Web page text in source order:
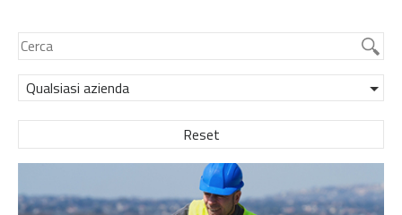
Qualsiasi azienda
Reset